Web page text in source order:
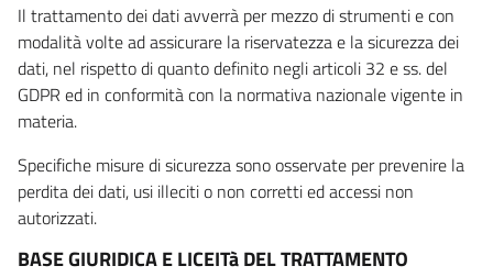
Il trattamento dei dati avverrà per mezzo di strumenti e con
modalità volte ad assicurare la riservatezza e la sicurezza dei
dati, nel rispetto di quanto definito negli articoli 32 e ss. del
GDPR ed in conformità con la normativa nazionale vigente in
materia.
Specifiche misure di sicurezza sono osservate per prevenire la
perdita dei dati, usi illeciti o non corretti ed accessi non
autorizzati.
BASE GIURIDICA E LICEITà DEL TRATTAMENTO